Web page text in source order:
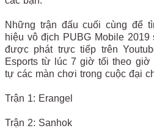
Những trận đấu cuối cùng để
hiệu vô địch PUBG Mobile
được phát trực tiếp trên
Esports từ lúc 7 giờ tối theo
tự các màn chơi trong cuộc đại
Trận 1: Erangel
Trận 2: Sanhok